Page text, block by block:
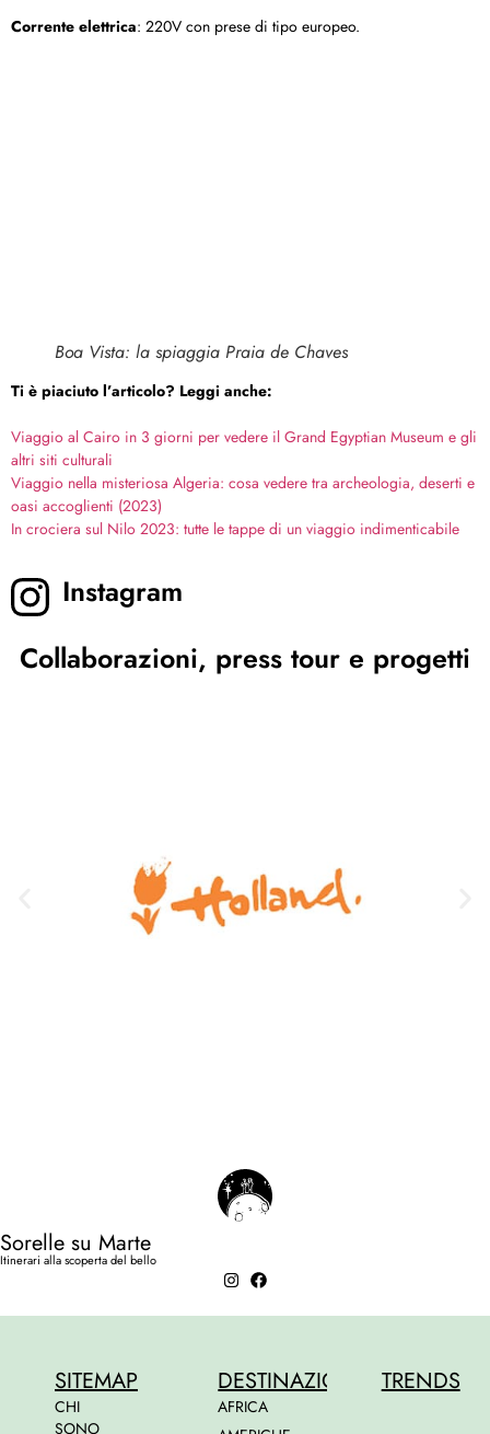
Corrente elettrica: 220V con prese di tipo europeo.
Boa Vista: la spiaggia Praia de Chaves
Ti è piaciuto l’articolo? Leggi anche:
Viaggio al Cairo in 3 giorni per vedere il Grand Egyptian Museum e gli
altri siti culturali
Viaggio nella misteriosa Algeria: cosa vedere tra archeologia, deserti e
oasi accoglienti (2023)
In crociera sul Nilo 2023: tutte le tappe di un viaggio indimenticabile
Instagram
Collaborazioni, press tour e progetti
Sorelle su Marte
Itinerari alla scoperta del bello
SITEMAP
CHI
SONO
DESTINAZIONI
AFRICA
TRENDS